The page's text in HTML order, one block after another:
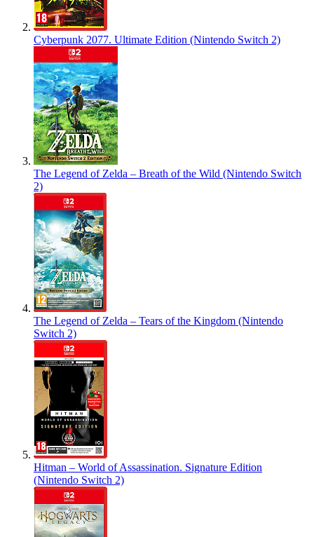
Cyberpunk 2077. Ultimate Edition (Nintendo Switch 2)
The Legend of Zelda – Breath of the Wild (Nintendo Switch
2)
The Legend of Zelda – Tears of the Kingdom (Nintendo
Switch 2)
Hitman – World of Assassination. Signature Edition
(Nintendo Switch 2)